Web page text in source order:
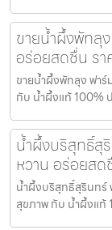
ขายน้ำผึ้งพัทลุ
อร่อยสดชื่น รา
ขายน้ำผึ้งพัทลุง ฟาร์
กับ น้ำผึ้งแท้ 100%
น้ำผึ้งบริสุทธิ์สุ
หวาน อร่อยสด
น้ำผึ้งบริสุทธิ์สุรินทร์
สุขภาพ กับ น้ำผึ้งแท้